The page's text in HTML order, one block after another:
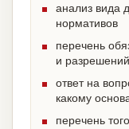
анализ вида
нормативов
перечень
и
ответ на
какому
перечень